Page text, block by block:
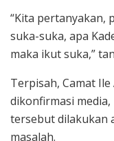
“Kita pertanyakan,
suka-suka, apa
maka ikut suka,”
Terpisah, Camat
dikonfirmasi media,
tersebut dilakukan
masalah.